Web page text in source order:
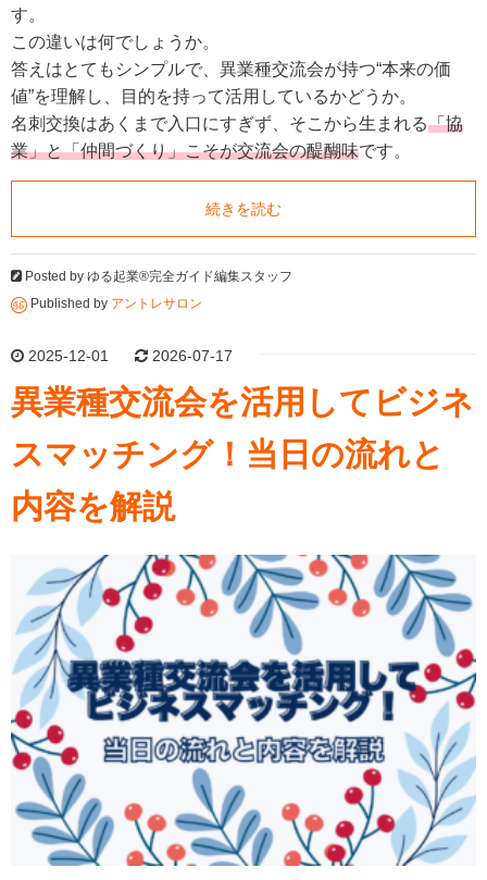
す。
この違いは何でしょうか。
答えはとてもシンプルで、異業種交流会が持つ“本来の価
値”を理解し、目的を持って活用しているかどうか。
名刺交換はあくまで入口にすぎず、そこから生まれる「協
業」と「仲間づくり」こそが交流会の醍醐味です。
続きを読む
Posted by ゆる起業®完全ガイド編集スタッフ
Published by アントレサロン
2025-12-01 2026-07-17
異業種交流会を活用してビジネ
スマッチング！当日の流れと
内容を解説